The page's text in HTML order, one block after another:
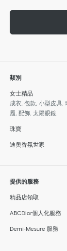
類別
女士精品
成衣, 包款, 小型皮具,
履, 配飾, 太陽眼鏡
珠寶
迪奧香氛世家
提供的服務
精品店領取
ABCDior個人化服務
Demi-Mesure 服務